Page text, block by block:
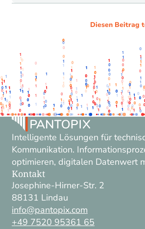
Diesen Beitrag
Intelligente Lösungen für
Kommunikation.
optimieren, digitalen Datenwert
Kontakt
Josephine-Hirner-Str. 2
88131 Lindau
info@pantopix.com
+49 7520 95361 65